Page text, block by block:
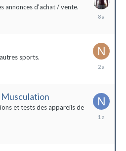
annonces d'achat / vente.
sports.
18
et tests des appareils de